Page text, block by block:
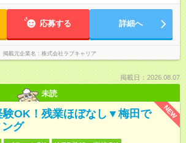
応募する 詳細へ
掲載元企業名 株式会社ラブキャリア
掲載日：2026.08.07
未読
NEW
験OK！残業ほぼなし▼梅田で
グ